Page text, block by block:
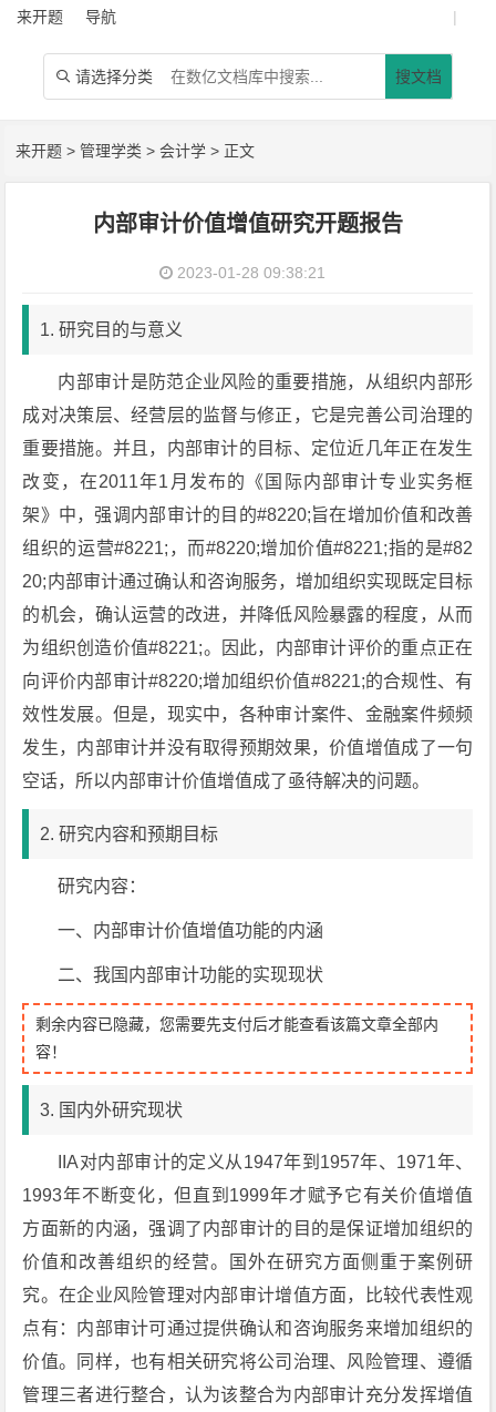
来开题 导航 |
 请选择分类 搜文档
来开题 >管理学类 >会计学 > 正文
内部审计价值增值研究开题报告
2023-01-28 09:38:21
1. 研究目的与意义
内部审计是防范企业风险的重要措施，从组织内部形
成对决策层、经营层的监督与修正，它是完善公司治理的
重要措施。并且，内部审计的目标、定位近几年正在发生
改变，在2011年1月发布的《国际内部审计专业实务框
架》中，强调内部审计的目的#8220;旨在增加价值和改善
组织的运营#8221;，而#8220;增加价值#8221;指的是#82
20;内部审计通过确认和咨询服务，增加组织实现既定目标
的机会，确认运营的改进，并降低风险暴露的程度，从而
为组织创造价值#8221;。因此，内部审计评价的重点正在
向评价内部审计#8220;增加组织价值#8221;的合规性、有
效性发展。但是，现实中，各种审计案件、金融案件频频
发生，内部审计并没有取得预期效果，价值增值成了一句
空话，所以内部审计价值增值成了亟待解决的问题。
2. 研究内容和预期目标
研究内容：
一、内部审计价值增值功能的内涵
二、我国内部审计功能的实现现状
剩余内容已隐藏，您需要先支付后才能查看该篇文章全部内
容！
3. 国内外研究现状
IIA对内部审计的定义从1947年到1957年、1971年、
1993年不断变化，但直到1999年才赋予它有关价值增值
方面新的内涵，强调了内部审计的目的是保证增加组织的
价值和改善组织的经营。国外在研究方面侧重于案例研
究。在企业风险管理对内部审计增值方面，比较代表性观
点有：内部审计可通过提供确认和咨询服务来增加组织的
价值。同样，也有相关研究将公司治理、风险管理、遵循
管理三者进行整合，认为该整合为内部审计充分发挥增值